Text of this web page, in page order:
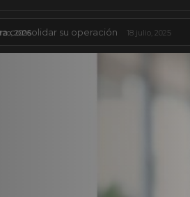
a cargo de Bert Milan 24 marzo, 2026